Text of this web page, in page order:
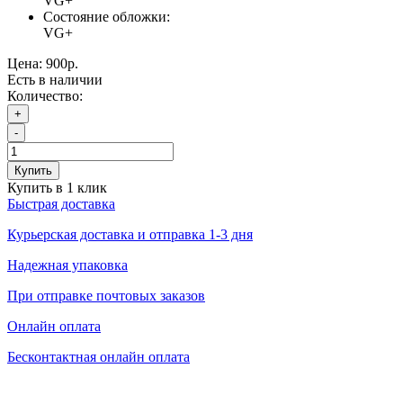
Состояние обложки:
VG+
Цена: 900р.
Есть в наличии
Количество:
+
-
Купить
Купить в 1 клик
Быстрая доставка
Курьерская доставка и отправка 1-3 дня
Надежная упаковка
При отправке почтовых заказов
Онлайн оплата
Бесконтактная онлайн оплата